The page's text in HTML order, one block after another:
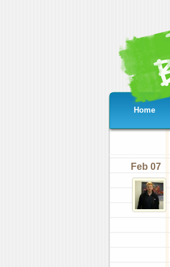
Home
Feb 07